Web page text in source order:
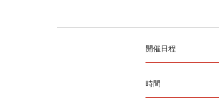
開催日程
時間